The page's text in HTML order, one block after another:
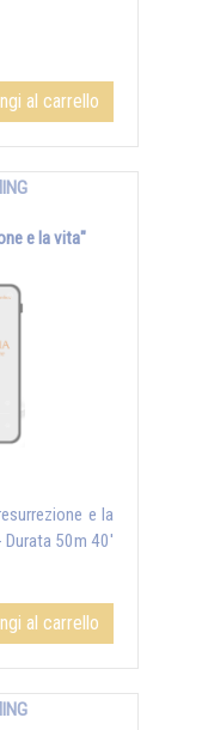
al carrello
e la vita"
e la
Durata 50m 40'
al carrello